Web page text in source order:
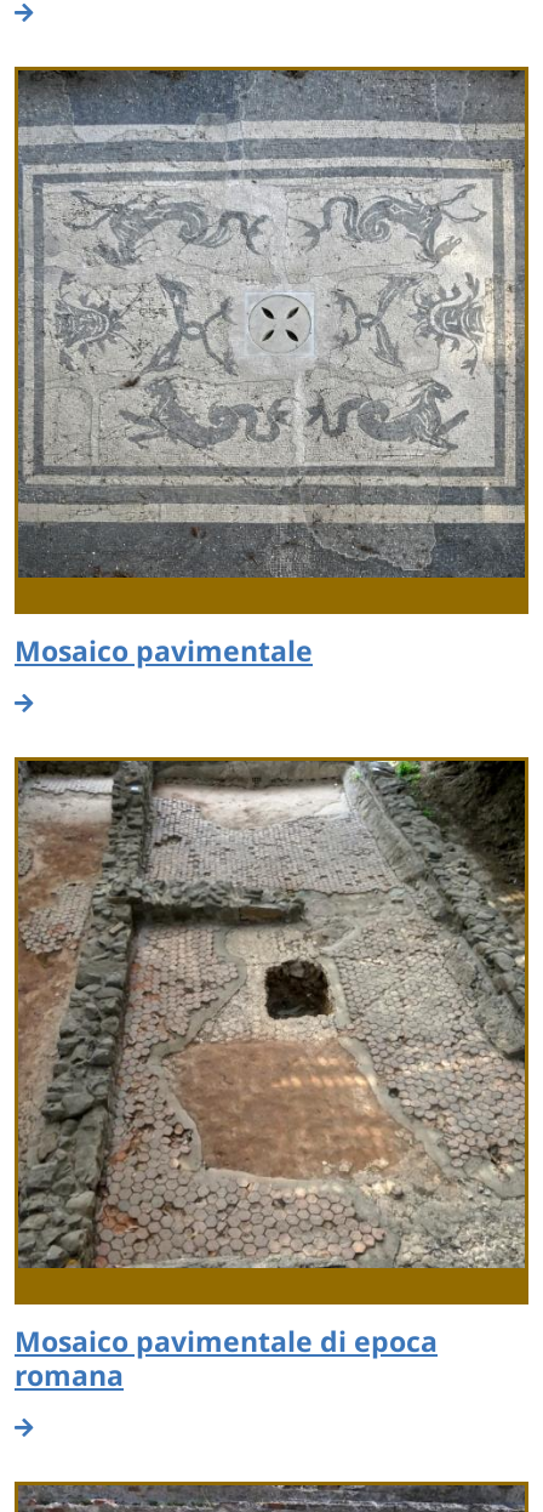
Mosaico pavimentale
Mosaico pavimentale di epoca
romana